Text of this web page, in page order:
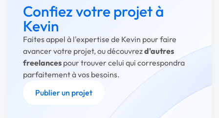
Confiez votre projet à
Kevin
Faites appel à l'expertise de Kevin pour faire
avancer votre projet, ou découvrezd'autres
freelances pour trouver celui qui correspondra
parfaitement à vos besoins.
Publier un projet